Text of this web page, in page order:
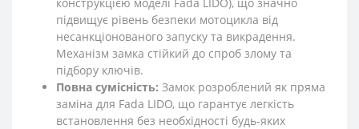
підвищує рівень безпеки мотоцикла від
несанкціонованого запуску та викрадення.
Механізм замка стійкий до спроб злому та
підбору ключів.
Повна сумісність: Замок розроблений як пряма
заміна для Fada LIDO, що гарантує легкість
встановлення без необхідності будь-яких